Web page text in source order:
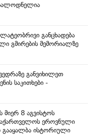
განცხადება
გმირების მემორიალზე
განვიხილეთ
საკითხები -
მიერ 8 აგვისტოს
ეროვნული
გააყალბა ისტორიული